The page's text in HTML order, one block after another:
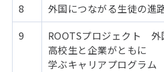
8
外国につながる生徒の進
9
ROOTSプロジェクト 外
高校生と企業がともに
学ぶキャリアプログラム